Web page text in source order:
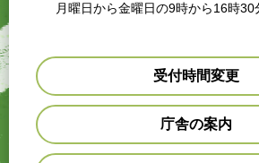
月曜日から金曜日の9時から16時
受付時間変更
庁舎の案内